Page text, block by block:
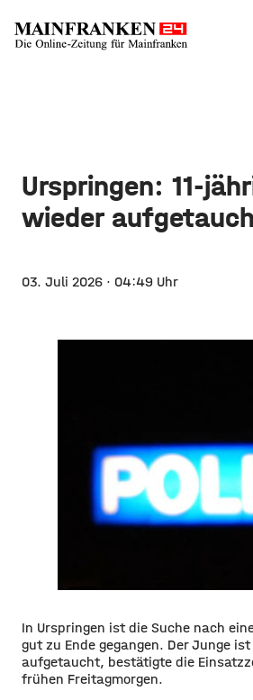
Urspringen: 11-
wieder
03. Juli 2026 · 04:49 Uhr
In Urspringen ist die Suche nach
gut zu Ende gegangen. Der Junge
aufgetaucht, bestätigte die
frühen Freitagmorgen.